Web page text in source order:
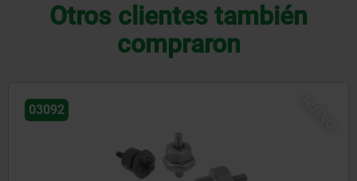
Otros clientes también
compraron